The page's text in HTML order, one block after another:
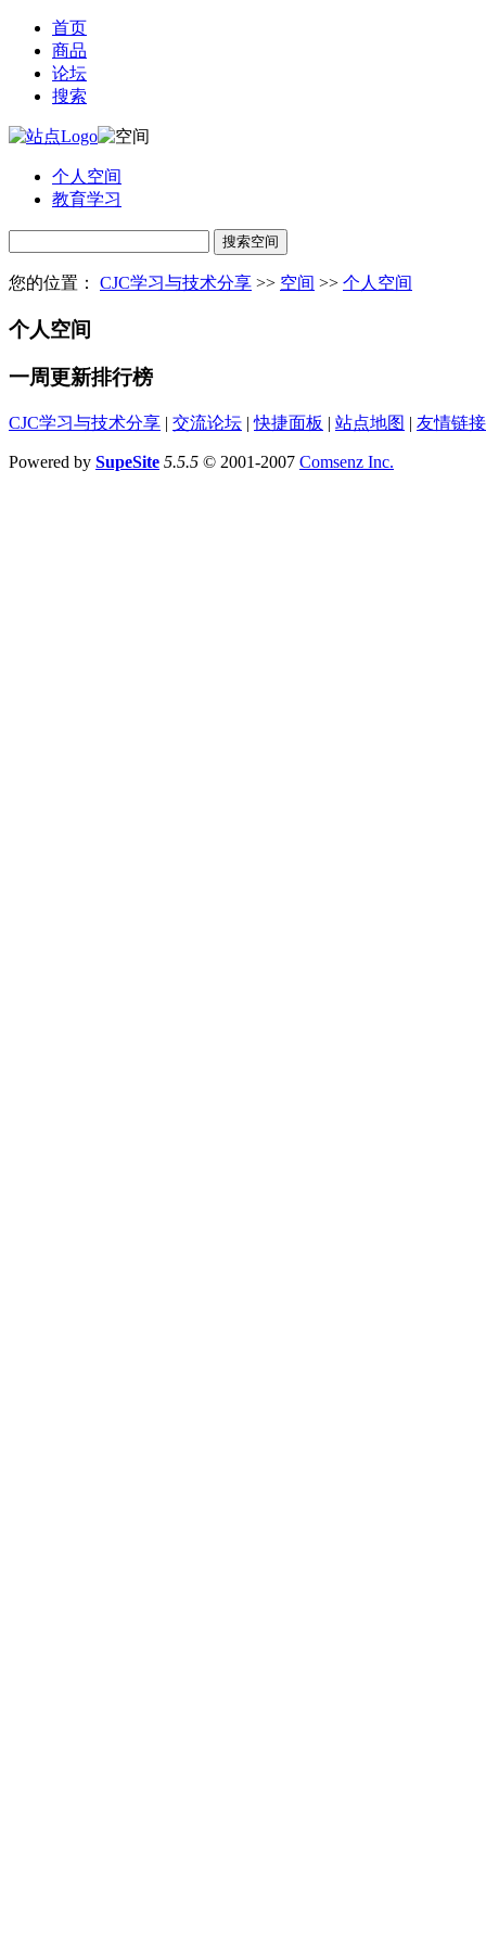
首页
商品
论坛
搜索
个人空间
教育学习
搜索空间
您的位置： CJC学习与技术分享 >> 空间 >> 个人空间
个人空间
一周更新排行榜
CJC学习与技术分享 | 交流论坛 |快捷面板 | 站点地图 | 友情链接
Powered by SupeSite 5.5.5 © 2001-2007 Comsenz Inc.